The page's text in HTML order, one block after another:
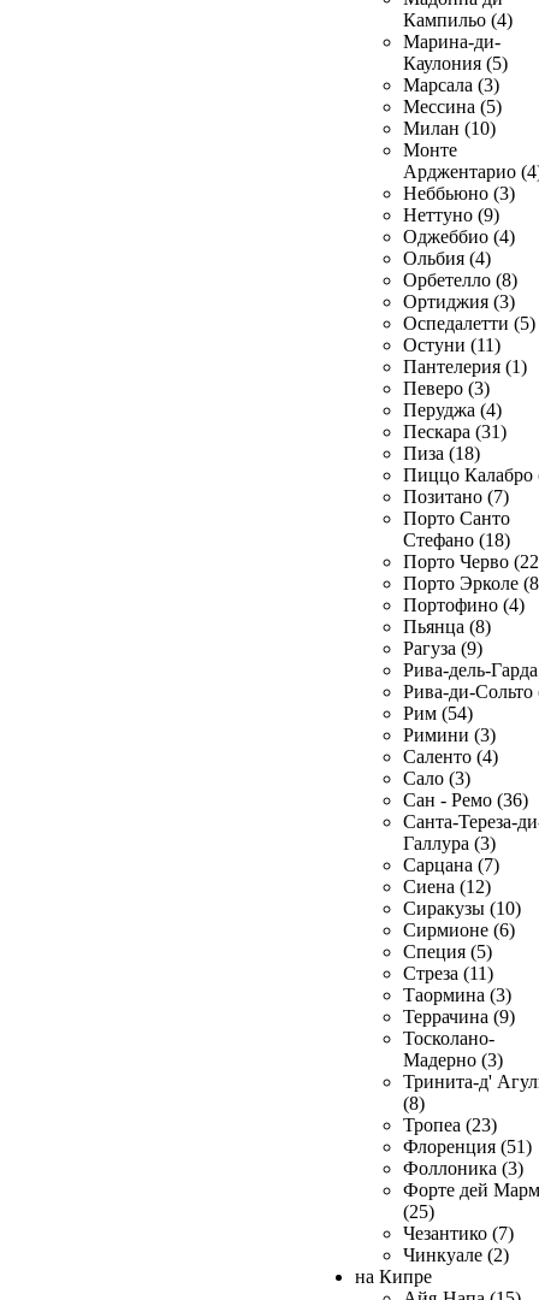
Кампильо (4)
Марина-ди-
Каулония (5)
Марсала (3)
Мессина (5)
Милан (10)
Монте
Арджентарио
Неббьюно (3)
Неттуно (9)
Оджеббио (4)
Ольбия (4)
Орбетелло (8)
Ортиджия (3)
Оспедалетти (5)
Остуни (11)
Пантелерия (1)
Певеро (3)
Перуджа (4)
Пескара (31)
Пиза (18)
Пиццо Калабро
Позитано (7)
Порто Санто
Стефано (18)
Порто Черво
Порто Эрколе
Портофино (4)
Пьянца (8)
Рагуза (9)
Рива-дель-
Рива-ди-Сольто
Рим (54)
Римини (3)
Саленто (4)
Сало (3)
Сан - Ремо (36)
Санта-Тереза-
Галлура (3)
Сарцана (7)
Сиена (12)
Сиракузы (10)
Сирмионе (6)
Специя (5)
Стреза (11)
Таормина (3)
Террачина (9)
Тосколано-
Мадерно (3)
Тринита-д'
(8)
Тропеа (23)
Флоренция (51)
Фоллоника (3)
Форте дей
(25)
Чезантико (7)
Чинкуале (2)
на Кипре